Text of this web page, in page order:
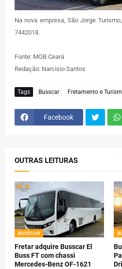
Na nova empresa, São Jorge
7442018.
Fonte: MOB Ceará
Redação: Narcisio Santos
Tags Busscar Fretamento e
Facebook
OUTRAS LEITURAS
BUSSCAR
Fretar adquire Busscar El
Buss FT com chassi
Mercedes-Benz OF-1621